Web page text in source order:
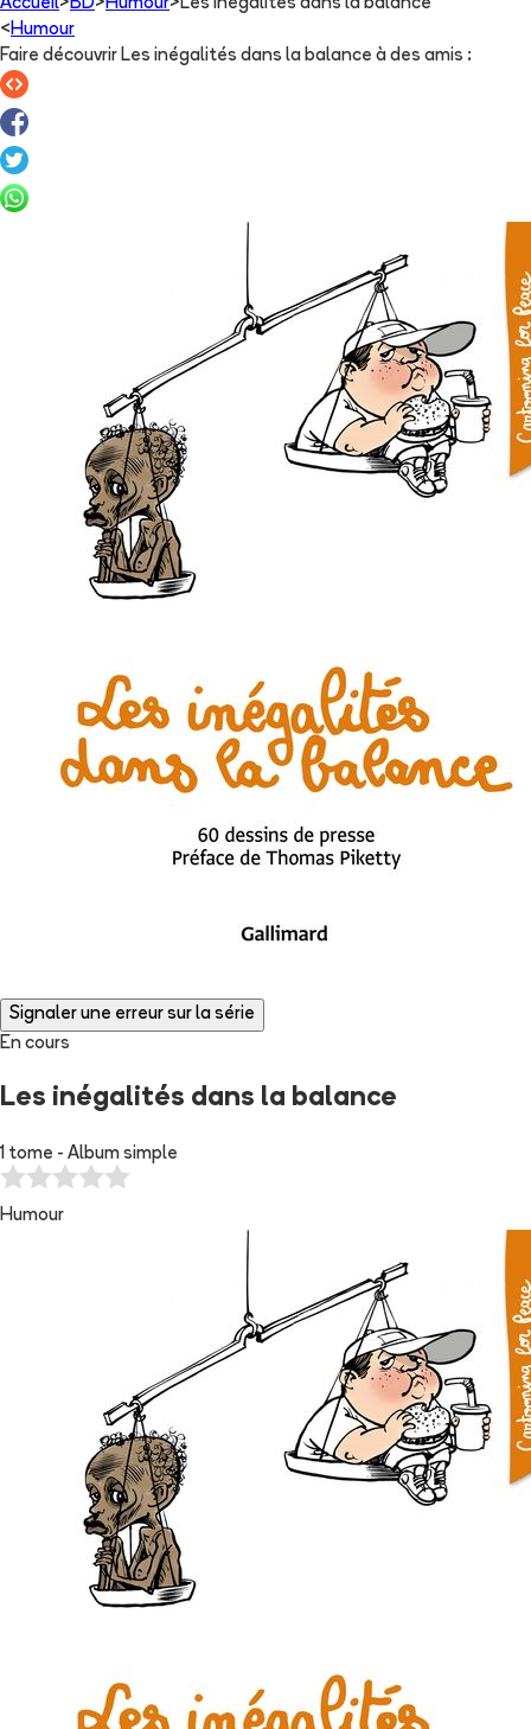
Accueil> BD> Humour> Les inégalités dans la balance
< Humour
Faire découvrir Les inégalités dans la balance à des amis :
Signaler une erreur sur la série
En cours
Les inégalités dans la balance
1 tome - Album simple
Humour